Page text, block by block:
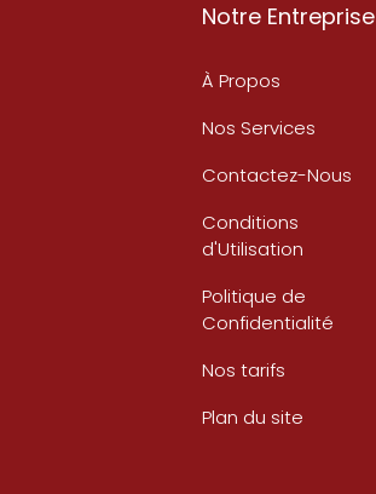
Notre Entreprise
À Propos
Nos Services
Contactez-Nous
Conditions
d'Utilisation
Politique de
Confidentialité
Nos tarifs
Plan du site